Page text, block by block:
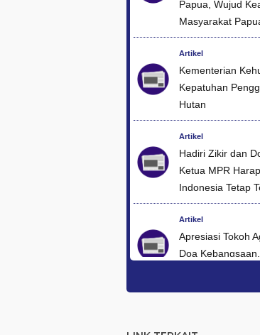
Papua, Wujud
Masyarakat
Artikel
Kementerian
Kepatuhan
Hutan
Artikel
Hadiri Zikir dan
Ketua MPR
Indonesia Tetap
Artikel
Apresiasi Tokoh
Doa